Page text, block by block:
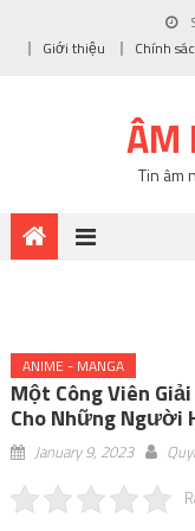
Giới thiệu
Chính
ÂM
Tin âm
ANIME - MANGA
Một Công Viên
Cho Những Người
January 9, 2023